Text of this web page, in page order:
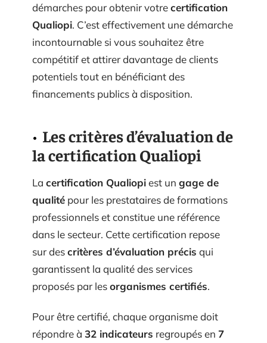
démarches pour obtenir votrecertification
Qualiopi. C’est effectivement une démarche
incontournable si vous souhaitez être
compétitif et attirer davantage de clients
potentiels tout en bénéficiant des
financements publics à disposition.
Les critères d’évaluation de
la certification Qualiopi
La certification Qualiopiest un gage de
qualité pour les prestataires de formations
professionnels et constitue une référence
dans le secteur. Cette certification repose
sur descritères d’évaluation précis qui
garantissent la qualité des services
proposés par lesorganismes certifiés.
Pour être certifié, chaque organisme doit
répondre à 32 indicateurs regroupés en 7